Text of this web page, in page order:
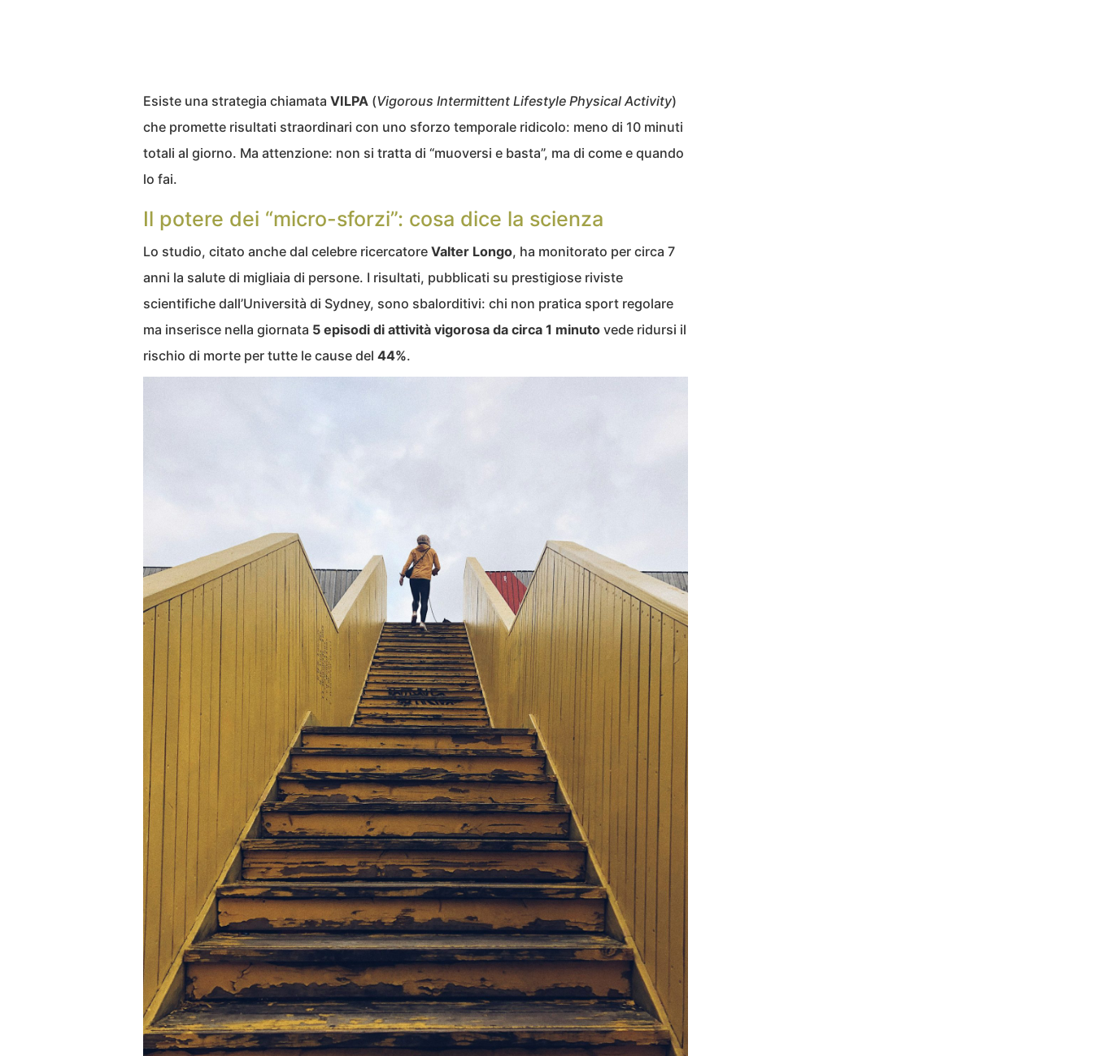
Esiste una strategia chiamata VILPA (Vigorous Intermittent Lifestyle Physical Activity)
che promette risultati straordinari con uno sforzo temporale ridicolo: meno di 10 minuti
totali al giorno. Ma attenzione: non si tratta di “muoversi e basta”, ma di come e quando
lo fai.
Il potere dei “micro-sforzi”: cosa dice la scienza
Lo studio, citato anche dal celebre ricercatore Valter Longo, ha monitorato per circa 7
anni la salute di migliaia di persone. I risultati, pubblicati su prestigiose riviste
scientifiche dall’Università di Sydney, sono sbalorditivi: chi non pratica sport regolare
ma inserisce nella giornata 5 episodi di attività vigorosa da circa 1 minuto vede ridursi il
rischio di morte per tutte le cause del 44%.